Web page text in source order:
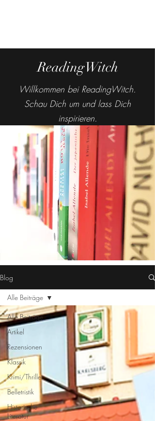
ReadingWitch
Willkommen bei ReadingWitch.
Schau Dich um und lass Dich
inspirieren.
Blog
Alle Beiträge
Artikel
Rezensionen
Klassik
Krimi/Thriller
Belletristik
Historische
Literatur
Alle Beiträge